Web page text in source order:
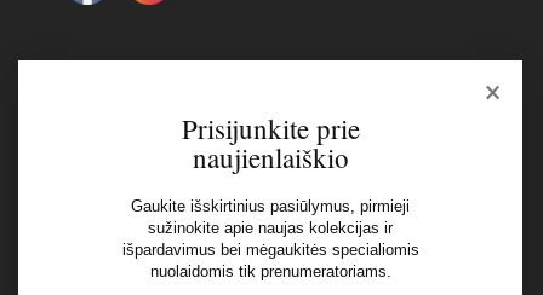
Naujienlaiškis
Aš perskaičiau ir sutinku su Privatumo Politikos
×
Prisijunkite prie
naujienlaiškio
Gaukite išskirtinius pasiūlymus, pirmieji
sužinokite apie naujas kolekcijas ir
išpardavimus bei mėgaukitės specialiomis
nuolaidomis tik prenumeratoriams.